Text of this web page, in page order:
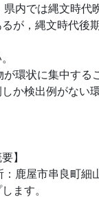
内では縄文時代
が，縄文時代後
環状に集中する
か検出例がない
】
屋市串良町
ます。